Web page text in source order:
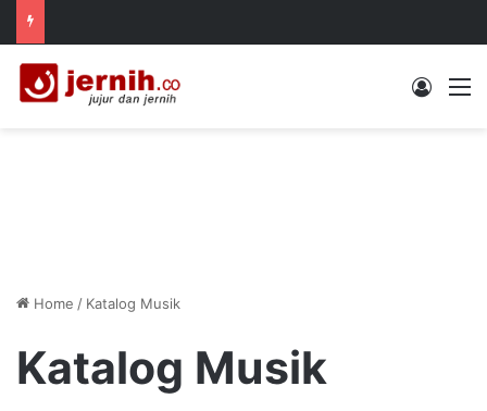
Log In
Home / Katalog Musik
Katalog Musik